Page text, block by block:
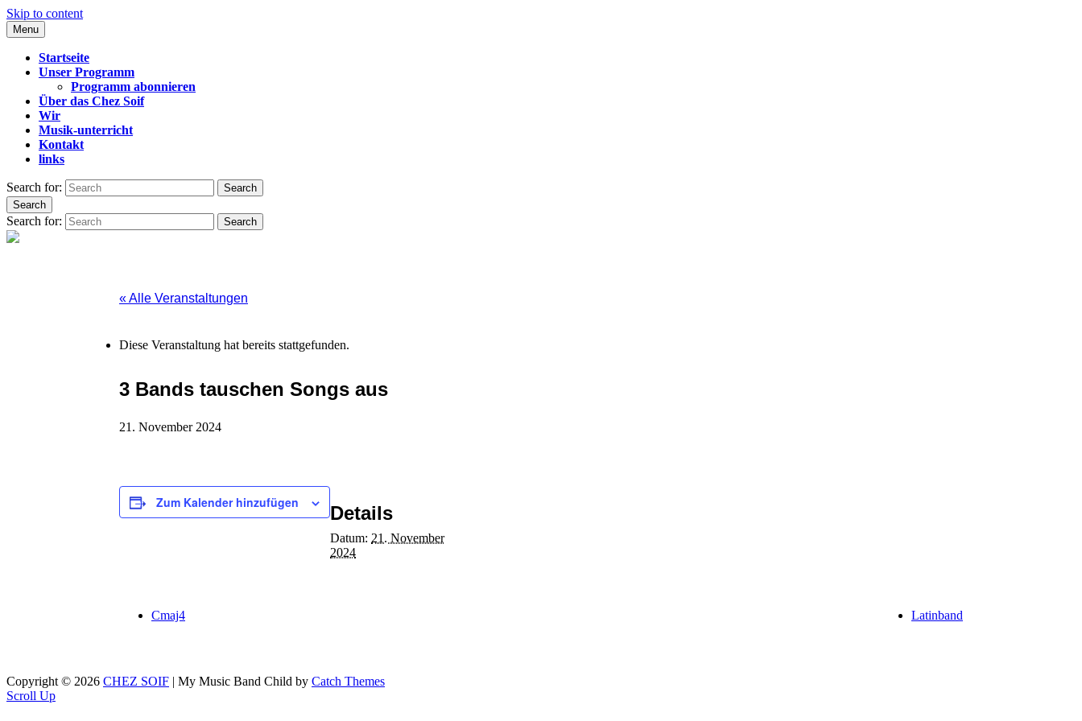
Skip to content
CHEZ SOIF
Menu
Startseite
Unser Programm
Programm abonnieren
Über das Chez Soif
Wir
Musik-unterricht
Kontakt
links
Search for:
Search
Search
Search for: Search
« Alle Veranstaltungen
Diese Veranstaltung hat bereits stattgefunden.
3 Bands tauschen Songs aus
21. November 2024
Zum Kalender hinzufügen Details
Datum: 21. November
2024
Cmaj4 Latinband
Copyright © 2026 CHEZ SOIF | My Music Band Child by Catch Themes
Scroll Up